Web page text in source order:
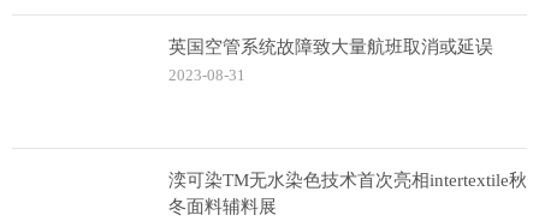
英国空管系统故障致大量航班取消或延误
2023-08-31
湙可染TM无水染色技术首次亮相intertextile秋
冬面料辅料展